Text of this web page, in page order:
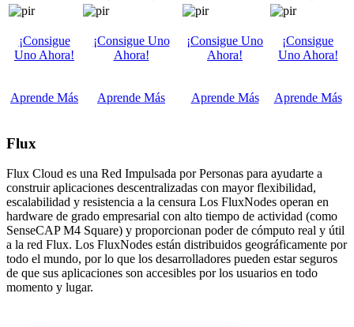
¡Consigue
Uno Ahora!
¡Consigue Uno
Ahora!
¡Consigue Uno
Ahora!
¡Consigue
Uno Ahora!
Aprende Más Aprende Más Aprende Más Aprende Más
Flux
Flux Cloud es una Red Impulsada por Personas para ayudarte a
construir aplicaciones descentralizadas con mayor flexibilidad,
escalabilidad y resistencia a la censura Los FluxNodes operan en
hardware de grado empresarial con alto tiempo de actividad (como
SenseCAP M4 Square) y proporcionan poder de cómputo real y útil
a la red Flux. Los FluxNodes están distribuidos geográficamente por
todo el mundo, por lo que los desarrolladores pueden estar seguros
de que sus aplicaciones son accesibles por los usuarios en todo
momento y lugar.